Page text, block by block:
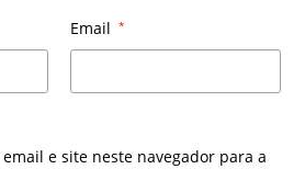
Email *
e site neste navegador para a